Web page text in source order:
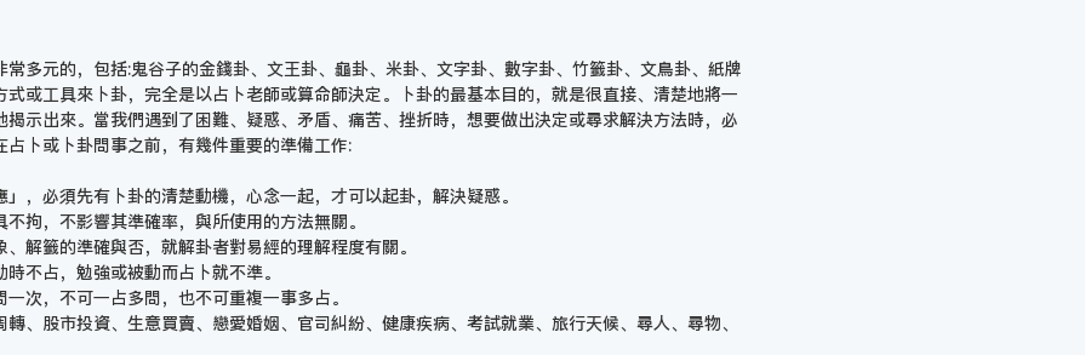
多元的，包括:鬼谷子的金錢卦、文王卦、龜卦、米卦、文字卦、數字卦、竹籤卦、文鳥卦、紙牌
或工具來卜卦，完全是以占卜老師或算命師決定。卜卦的最基本目的，就是很直接、清楚地將一
示出來。當我們遇到了困難、疑惑、矛盾、痛苦、挫折時，想要做出決定或尋求解決方法時，必
卜或卜卦問事之前，有幾件重要的準備工作:
，必須先有卜卦的清楚動機，心念一起，才可以起卦，解決疑惑。
拘，不影響其準確率，與所使用的方法無關。
解籤的準確與否，就解卦者對易經的理解程度有關。
不占，勉強或被動而占卜就不準。
次，不可一占多問，也不可重複一事多占。
、股市投資、生意買賣、戀愛婚姻、官司糾紛、健康疾病、考試就業、旅行天候、尋人、尋物、